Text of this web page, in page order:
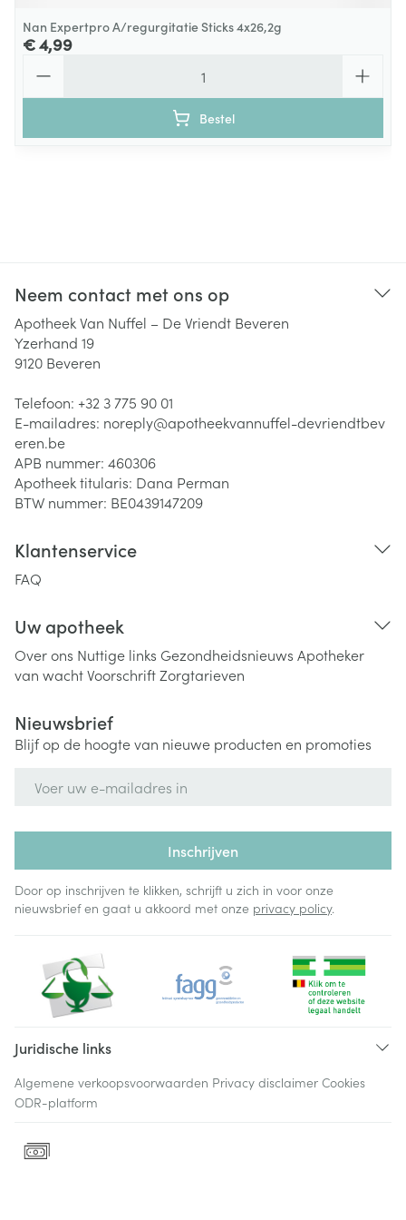
Nan Expertpro A/regurgitatie Sticks 4x26,2g
€ 4,99
Bestel
Neem contact met ons op
Apotheek Van Nuffel – De Vriendt Beveren
Yzerhand 19
9120 Beveren
Telefoon: +32 3 775 90 01
E-mailadres: noreply@apotheekvannuffel-devriendtbev
eren.be
APB nummer: 460306
Apotheek titularis: Dana Perman
BTW nummer: BE0439147209
Klantenservice
FAQ
Uw apotheek
Over ons Nuttige links Gezondheidsnieuws Apotheker
van wachtVoorschriftZorgtarieven
Nieuwsbrief
Blijf op de hoogte van nieuwe producten en promoties
Inschrijven
Door op inschrijven te klikken, schrijft u zich in voor onze
nieuwsbrief en gaat u akkoord met onze privacy policy.
Juridische links
Algemene verkoopsvoorwaarden Privacy disclaimer Cookies
ODR-platform